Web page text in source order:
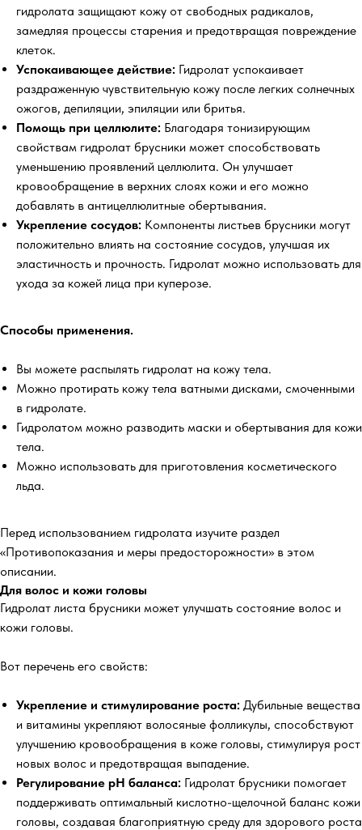
гидролата защищают кожу от свободных радикалов,
замедляя процессы старения и предотвращая повреждение
клеток.
Успокаивающее действие: Гидролат успокаивает
раздраженную чувствительную кожу после легких солнечных
ожогов, депиляции, эпиляции или бритья.
Помощь при целлюлите: Благодаря тонизирующим
свойствам гидролат брусники может способствовать
уменьшению проявлений целлюлита. Он улучшает
кровообращение в верхних слоях кожи и его можно
добавлять в антицеллюлитные обертывания.
Укрепление сосудов: Компоненты листьев брусники могут
положительно влиять на состояние сосудов, улучшая их
эластичность и прочность. Гидролат можно использовать для
ухода за кожей лица при куперозе.
Способы применения.
Вы можете распылять гидролат на кожу тела.
Можно протирать кожу тела ватными дисками, смоченными
в гидролате.
Гидролатом можно разводить маски и обертывания для кожи
тела.
Можно использовать для приготовления косметического
льда.
Перед использованием гидролата изучите раздел
«Противопоказания и меры предосторожности» в этом
описании.
Для волос и кожи головы
Гидролат листа брусники может улучшать состояние волос и
кожи головы.
Вот перечень его свойств:
Укрепление и стимулирование роста: Дубильные вещества
и витамины укрепляют волосяные фолликулы, способствуют
улучшению кровообращения в коже головы, стимулируя рост
новых волос и предотвращая выпадение.
Регулирование pH баланса: Гидролат брусники помогает
поддерживать оптимальный кислотно-щелочной баланс кожи
головы, создавая благоприятную среду для здорового роста